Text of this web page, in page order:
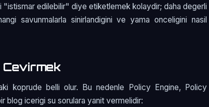
edilebilir" diye etiketlemek kolaydir; daha degerli
savunmalarla sinirlandigini ve yama onceligini nasil
koprude belli olur. Bu nedenle Policy Engine, Policy
blog icerigi su sorulara yanit vermelidir: